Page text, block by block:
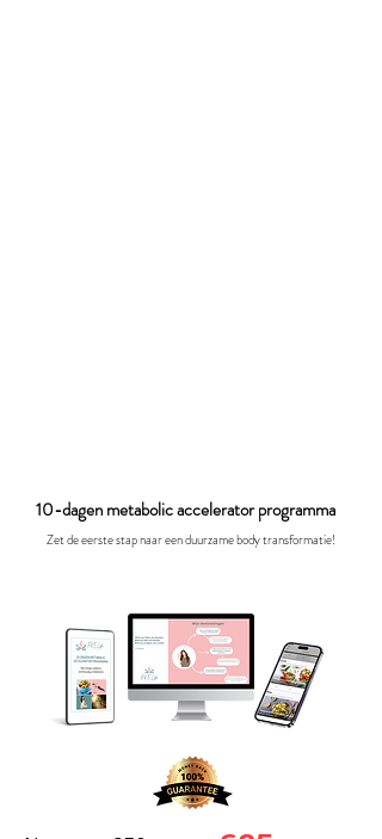
10-dagen metabolic accelerator programma
Zet de eerste stap naar een duurzame body transformatie!